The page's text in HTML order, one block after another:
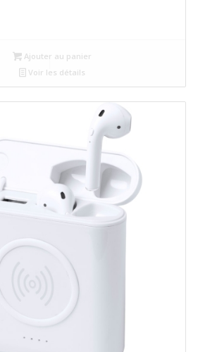
Ajouter au panier
Voir les détails